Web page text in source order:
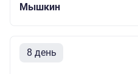
Мышкин
8 день